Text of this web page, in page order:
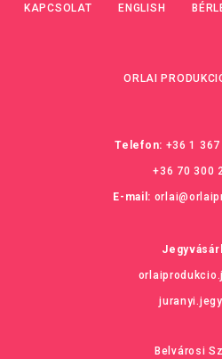
KAPCSOLAT ENGLISH
ORLAI
Telefon: +36 1 367
+36 70 300
E-mail:
Belvárosi